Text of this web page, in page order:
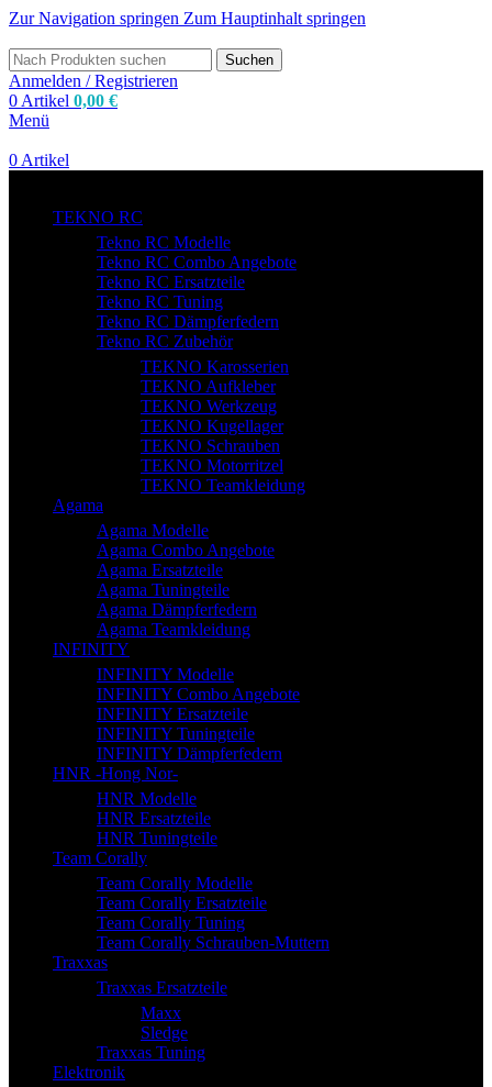
Zur Navigation springen Zum Hauptinhalt springen
Suchen
Anmelden / Registrieren
0 Artikel 0,00 €
Menü
0 Artikel
TEKNO RC
Tekno RC Modelle
Tekno RC Combo Angebote
Tekno RC Ersatzteile
Tekno RC Tuning
Tekno RC Dämpferfedern
Tekno RC Zubehör
TEKNO Karosserien
TEKNO Aufkleber
TEKNO Werkzeug
TEKNO Kugellager
TEKNO Schrauben
TEKNO Motorritzel
TEKNO Teamkleidung
Agama
Agama Modelle
Agama Combo Angebote
Agama Ersatzteile
Agama Tuningteile
Agama Dämpferfedern
Agama Teamkleidung
INFINITY
INFINITY Modelle
INFINITY Combo Angebote
INFINITY Ersatzteile
INFINITY Tuningteile
INFINITY Dämpferfedern
HNR -Hong Nor-
HNR Modelle
HNR Ersatzteile
HNR Tuningteile
Team Corally
Team Corally Modelle
Team Corally Ersatzteile
Team Corally Tuning
Team Corally Schrauben-Muttern
Traxxas
Traxxas Ersatzteile
Maxx
Sledge
Traxxas Tuning
Elektronik